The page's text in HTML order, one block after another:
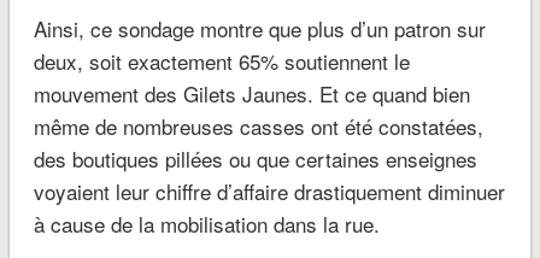
Ainsi, ce sondage montre que plus d’un patron sur
deux, soit exactement 65% soutiennent le
mouvement des Gilets Jaunes. Et ce quand bien
même de nombreuses casses ont été constatées,
des boutiques pillées ou que certaines enseignes
voyaient leur chiffre d’affaire drastiquement diminuer
à cause de la mobilisation dans la rue.